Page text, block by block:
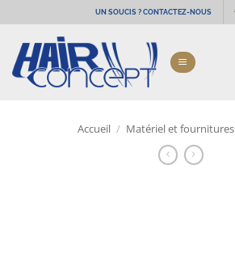
au
contenu
UN SOUCIS ? CONTACTEZ-NOUS
Accueil / Matériel et fournitures